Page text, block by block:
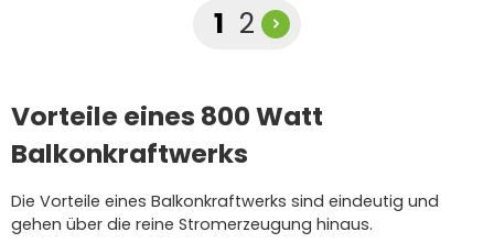
Seite
1 Seite
2
Vorteile eines 800 Watt
Balkonkraftwerks
Die Vorteile eines Balkonkraftwerks sind eindeutig und
gehen über die reine Stromerzeugung hinaus.